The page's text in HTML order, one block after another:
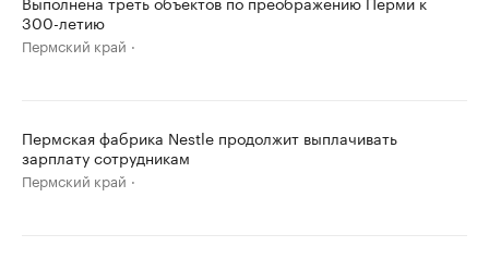
300-летию
Пермский край
Пермская фабрика Nestle продолжит выплачивать
зарплату сотрудникам
Пермский край